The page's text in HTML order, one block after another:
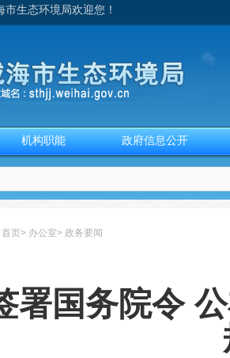
市生态环境局欢迎您！
机构职能 政府信息公开
首页> 办公室> 政务要闻
署国务院令